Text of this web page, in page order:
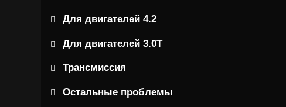
Для двигателей 4.2
Для двигателей 3.0Т
Трансмиссия
Остальные проблемы